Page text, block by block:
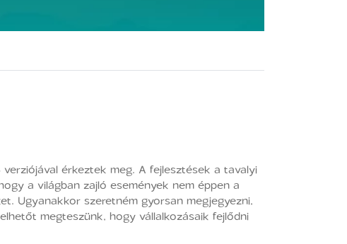
érkeztek meg. A fejlesztések a tavalyi
a világban zajló események nem éppen a
Ugyanakkor szeretném gyorsan megjegyezni,
megteszünk, hogy vállalkozásaik fejlődni